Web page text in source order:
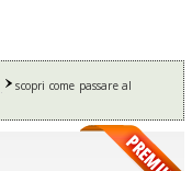
scopri come passare al